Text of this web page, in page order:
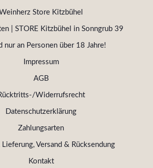
Store Kitzbühel
| STORE Kitzbühel in Sonngrub 39
nur an Personen über 18 Jahre!
Impressum
AGB
Widerrufsrecht
Datenschutzerklärung
Zahlungsarten
Versand & Rücksendung
Kontakt